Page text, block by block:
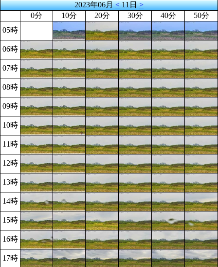
2023年06月<11日>
0分
10分 20分 30分 40分
50分
05時
06時
07時
08時
09時
10時
11時
12時
13時
14時
15時
16時
17時